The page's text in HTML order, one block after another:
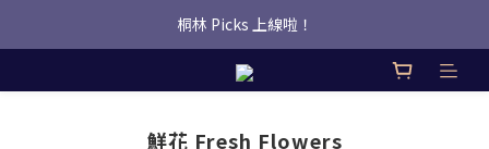
桐林 Picks 上線啦！
桐林 Picks 上線啦！
✿桐林Fleur✿  Uber Eats即點即送🛵
鮮花 Fresh Flowers